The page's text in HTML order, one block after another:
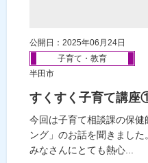
公開日：2025年06月24日
子育て・教育
半田市
すくすく子育て講座
今回は子育て相談課の保
ング」のお話を聞きました。
みなさんにとても熱心...